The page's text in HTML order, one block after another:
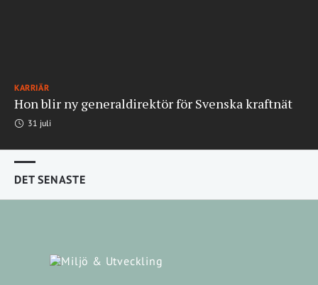
KARRIÄR
Hon blir ny generaldirektör för Svenska kraftnät
31 juli
DET SENASTE